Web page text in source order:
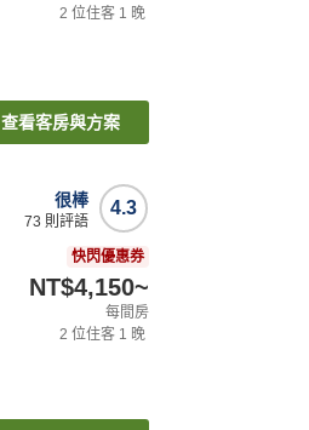
2 位住客 1 晚
查看客房與方案
4.3
很棒
73 則評語
快閃優惠券
NT$4,150~
每間房
2 位住客 1 晚